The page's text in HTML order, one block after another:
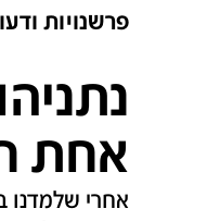
פרשנויות
אחת
אחרי שלמדנו